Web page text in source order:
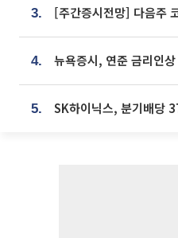
3.
4.
5.